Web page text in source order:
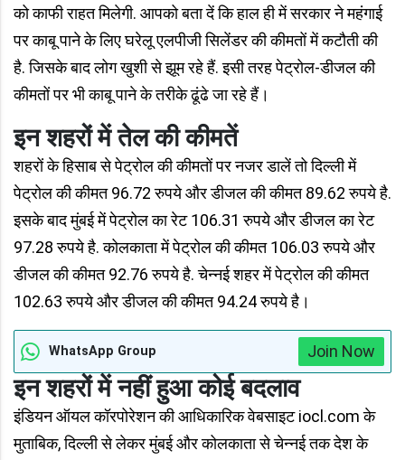
को काफी राहत मिलेगी. आपको बता दें कि हाल ही में सरकार ने महंगाई
पर काबू पाने के लिए घरेलू एलपीजी सिलेंडर की कीमतों में कटौती की
है. जिसके बाद लोग खुशी से झूम रहे हैं. इसी तरह पेट्रोल-डीजल की
कीमतों पर भी काबू पाने के तरीके ढूंढे जा रहे हैं।
इन शहरों में तेल की कीमतें
शहरों के हिसाब से पेट्रोल की कीमतों पर नजर डालें तो दिल्ली में
पेट्रोल की कीमत 96.72 रुपये और डीजल की कीमत 89.62 रुपये है.
इसके बाद मुंबई में पेट्रोल का रेट 106.31 रुपये और डीजल का रेट
97.28 रुपये है. कोलकाता में पेट्रोल की कीमत 106.03 रुपये और
डीजल की कीमत 92.76 रुपये है. चेन्नई शहर में पेट्रोल की कीमत
102.63 रुपये और डीजल की कीमत 94.24 रुपये है।
WhatsApp Group Join Now
इन शहरों में नहीं हुआ कोई बदलाव
इंडियन ऑयल कॉरपोरेशन की आधिकारिक वेबसाइट iocl.com के
मुताबिक, दिल्ली से लेकर मुंबई और कोलकाता से चेन्नई तक देश के